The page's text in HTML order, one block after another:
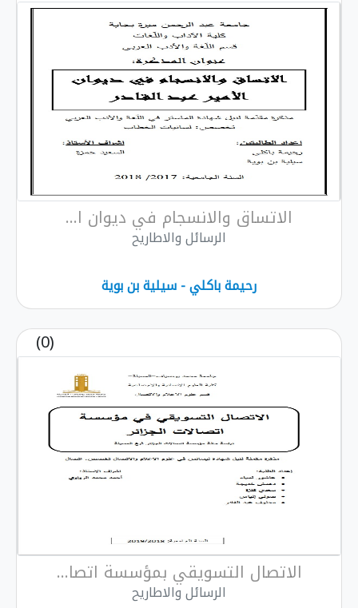
الاتساق والانسجام في ديوان ا...
الرسائل والاطاريح
رحیمة باكلي - سیلیة بن بویة
التسويقي بمؤسسة اتصا...
الرسائل والاطاريح